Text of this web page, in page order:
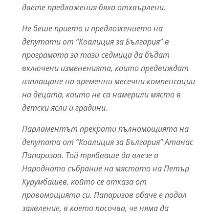
двете предложения бяха отхвърлени.
Не беше прието и предложението на
депутати от “Коалиция за България” в
програмата за тази седмица да бъдат
включени измененията, които предвиждат
изплащане на временни месечни компенсации
на децата, които не са намерили място в
детски ясли и градини.
Парламентът прекрати пълномощията на
депутата от “Коалиция за България” Атанас
Папаризов. Той трябваше да влезе в
Народното събрание на мястото на Петър
Курумбашев, който се отказа от
правомощията си. Папаризов обаче е подал
заявление, в което посочва, че няма да